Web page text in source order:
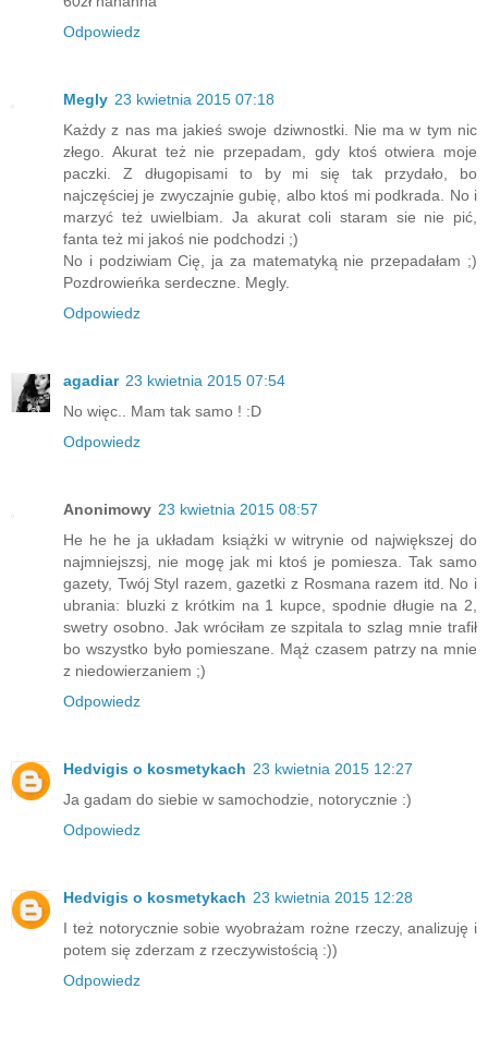
Odpowiedz
Megly 23 kwietnia 2015 07:18
Każdy z nas ma jakieś swoje dziwnostki. Nie ma w tym nic
złego. Akurat też nie przepadam, gdy ktoś otwiera moje
paczki. Z długopisami to by mi się tak przydało, bo
najczęściej je zwyczajnie gubię, albo ktoś mi podkrada. No i
marzyć też uwielbiam. Ja akurat coli staram sie nie pić,
fanta też mi jakoś nie podchodzi ;)
No i podziwiam Cię, ja za matematyką nie przepadałam ;)
Pozdrowieńka serdeczne. Megly.
Odpowiedz
agadiar 23 kwietnia 2015 07:54
No więc.. Mam tak samo ! :D
Odpowiedz
Anonimowy 23 kwietnia 2015 08:57
He he he ja układam książki w witrynie od największej do
najmniejszsj, nie mogę jak mi ktoś je pomiesza. Tak samo
gazety, Twój Styl razem, gazetki z Rosmana razem itd. No i
ubrania: bluzki z krótkim na 1 kupce, spodnie długie na 2,
swetry osobno. Jak wróciłam ze szpitala to szlag mnie trafił
bo wszystko było pomieszane. Mąż czasem patrzy na mnie
z niedowierzaniem ;)
Odpowiedz
Hedvigis o kosmetykach 23 kwietnia 2015 12:27
Ja gadam do siebie w samochodzie, notorycznie :)
Odpowiedz
Hedvigis o kosmetykach 23 kwietnia 2015 12:28
I też notorycznie sobie wyobrażam rożne rzeczy, analizuję i
potem się zderzam z rzeczywistością :))
Odpowiedz